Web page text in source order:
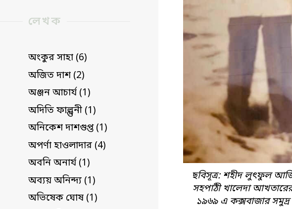
লেখক
অংকুর সাহা (6)
অজিত দাশ (2)
অঞ্জন আচার্য (1)
অদিতি ফাল্গুনী (1)
অনিকেশ দাশগুপ্ত (1)
অপর্ণা হাওলাদার (4)
অবনি অনার্য (1)
অব্যয় অনিন্দ্য (1)
অভিষেক ঘোষ (1)
ছবিসূত্র: শহীদ লুৎফুল
সহপাঠী খালেদা আখতারের
১৯৬৯ এ কক্সবাজার